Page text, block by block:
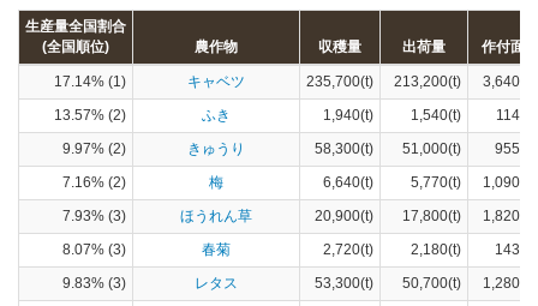
生産量全国割合
(全国順位)
農作物 収穫量 出荷量 作付面積
17.14% (1) キャベツ 235,700(t) 213,200(t)
13.57% (2)
ふき 1,940(t) 1,540(t)
9.97% (2)
きゅうり 58,300(t) 51,000(t)
7.16% (2)
梅 6,640(t) 5,770(t)
7.93% (3)
ほうれん草 20,900(t) 17,800(t)
8.07% (3)
春菊 2,720(t) 2,180(t)
9.83% (3)
レタス 53,300(t) 50,700(t)